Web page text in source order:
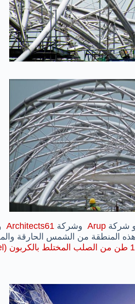
شركة Arup وشركة Architects61
هذه المنطقة من الشمس الحارقة